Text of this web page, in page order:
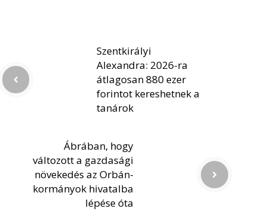
Szentkirályi
Alexandra: 2026-ra
átlagosan 880 ezer
forintot kereshetnek a
tanárok
Ábrában, hogy
változott a gazdasági
növekedés az Orbán-
kormányok hivatalba
lépése óta